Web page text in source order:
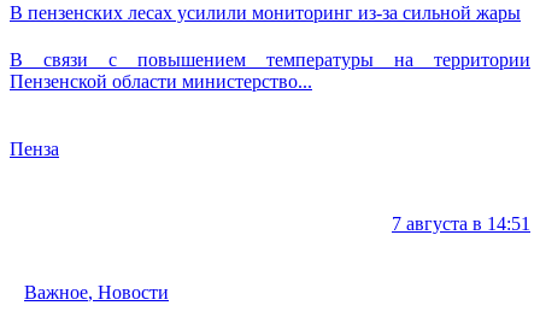
В пензенских лесах усилили мониторинг из-за сильной жары
В связи с повышением температуры на территории
Пензенской области министерство...
Пенза
7 августа в 14:51
Важное, Новости